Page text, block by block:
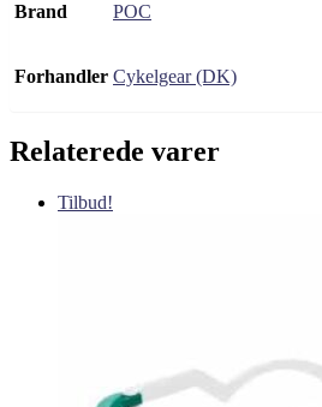
Brand POC
Forhandler Cykelgear (DK)
Relaterede varer
Tilbud!